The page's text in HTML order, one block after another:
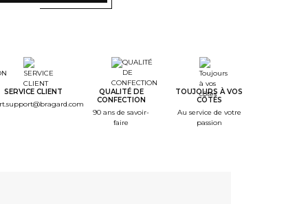
SERVICE CLIENT
QUALITÉ DE
CONFECTION
90 ans de savoir-
faire
TOUJOURS À VOS
CÔTÉS
Au service de votre
passion